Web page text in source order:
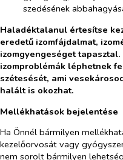
szedésének
Haladéktalanul értesítse
eredetű izomfájdalmat,
izomgyengeséget
izomproblémák léphetnek
szétesését, ami
halált is okozhat.
Mellékhatások bejelentése
Ha Önnél bármilyen
kezelőorvosát vagy
nem sorolt bármilyen